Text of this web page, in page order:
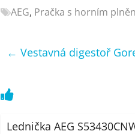
recenze,
notebooky,
kávovary,
AEG, Pračka s horním
← Vestavná digestoř
Lednička AEG